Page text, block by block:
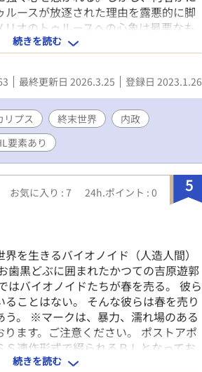
ルースが放逐された理由を露悪的に脚
オのトゥルースへの心象は最悪なも
してトゥルースは、バハルクーヴ島民
の信頼を得ることができるのであろう
※本作には拷問・暴力・流血・残酷な
手な方はご注意ください。 本編第８０
場したキャラクター紹介を公開中で
続きを読む
最終更新日 2026.3.25 登録日 2023.1.26
リプス 終末世界
内政
要素あり
5
お気に入り : 7 24h.ポイント : 0
を生きるバイオノイド（人造人間）
歯黒どぶに囲まれたかつての吉原遊郭
はバイオノイドたちが春を売る。 彼ら
ことはない。 そんな彼らは春を売り
う。 ※マークは、暴力、濡れ場のある
ます。ご注意ください。 ポストアポ
連作形式で綴られるＢＬとなってお
連載中。
続きを読む